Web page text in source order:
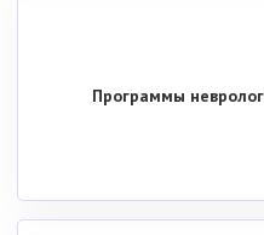
Программы